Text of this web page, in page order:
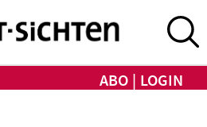
ABO LOGIN